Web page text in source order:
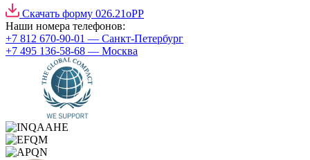
Скачать форму 026.21оРР
Наши номера телефонов:
+7 812 670-90-01 — Санкт-Петербург
+7 495 136-58-68 — Москва